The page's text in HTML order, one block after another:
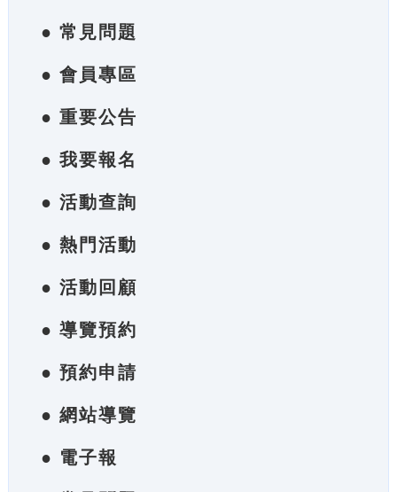
● 常見問題
● 會員專區
● 重要公告
● 我要報名
● 活動查詢
● 熱門活動
● 活動回顧
● 導覽預約
● 預約申請
● 網站導覽
● 電子報